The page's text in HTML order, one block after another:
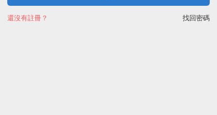
找回密碼
還沒有註冊？